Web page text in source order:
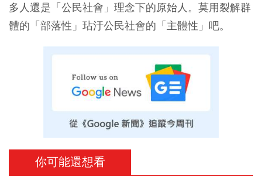
多人還是「公民社會」理念下的原始人。莫用裂解群
體的「部落性」玷汙公民社會的「主體性」吧。
你可能還想看